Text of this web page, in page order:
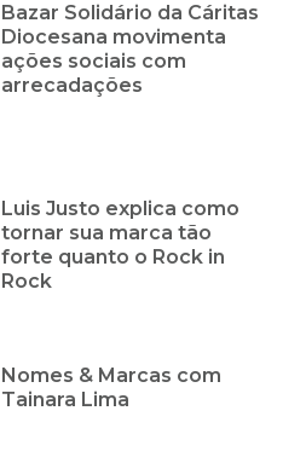
Bazar Solidário da Cáritas
Diocesana movimenta
ações sociais com
arrecadações
Luis Justo explica como
tornar sua marca tão
forte quanto o Rock in
Rock
Nomes & Marcas com
Tainara Lima